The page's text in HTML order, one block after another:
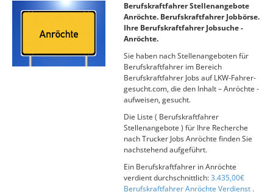
Berufskraftfahrer Stellenangebote
Anröchte. Berufskraftfahrer Jobbörse.
Ihre Berufskraftfahrer Jobsuche -
Anröchte.
Sie haben nach Stellenangeboten für
Berufskraftfahrer im Bereich
Berufskraftfahrer Jobs auf LKW-Fahrer-
gesucht.com, die den Inhalt – Anröchte -
aufweisen, gesucht.
Die Liste ( Berufskraftfahrer
Stellenangebote ) für Ihre Recherche
nach Trucker Jobs Anröchte finden Sie
nachstehend aufgeführt.
Ein Berufskraftfahrer in Anröchte
verdient durchschnittlich:3.435,00€
Berufskraftfahrer Anröchte Verdienst .